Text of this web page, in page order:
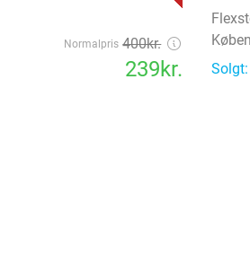
Normalpris 400kr.
239kr.